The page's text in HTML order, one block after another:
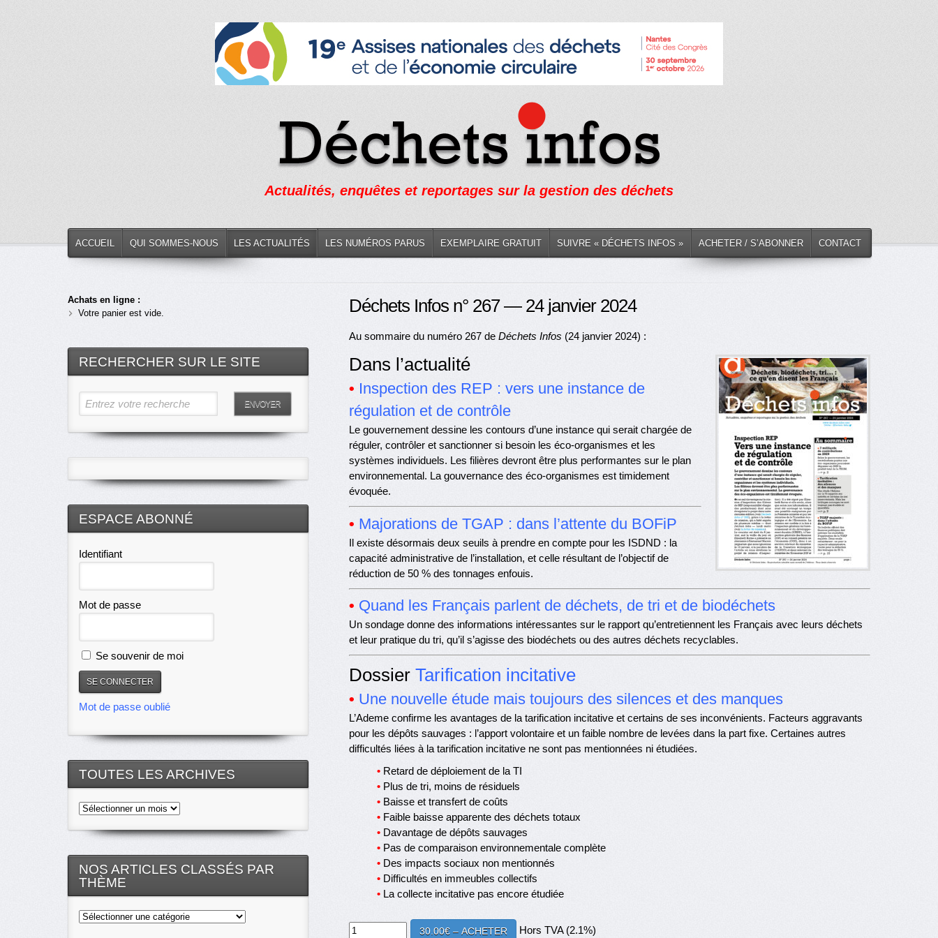
Actualités, enquêtes et reportages sur la gestion des déchets
ACCUEIL QUI SOMMES-NOUS LES ACTUALITÉS LES NUMÉROS PARUS EXEMPLAIRE GRATUIT SUIVRE « DÉCHETS INFOS » ACHETER / S’ABONNER CONTACT
Déchets Infos n° 267 — 24 janvier 2024
Au sommaire du numéro 267 de Déchets Infos (24 janvier 2024) :
Dans l’actualité
• Inspection des REP : vers une instance de
régulation et de contrôle
Le gouvernement dessine les contours d’une instance qui serait chargée de
réguler, contrôler et sanctionner si besoin les éco-organismes et les
systèmes individuels. Les filières devront être plus performantes sur le plan
environnemental. La gouvernance des éco-organismes est timidement
évoquée.
• Majorations de TGAP : dans l’attente du BOFiP
Il existe désormais deux seuils à prendre en compte pour les ISDND : la
capacité administrative de l’installation, et celle résultant de l’objectif de
réduction de 50 % des tonnages enfouis.
• Quand les Français parlent de déchets, de tri et de biodéchets
Un sondage donne des informations intéressantes sur le rapport qu’entretiennent les Français avec leurs déchets
et leur pratique du tri, qu’il s’agisse des biodéchets ou des autres déchets recyclables.
Dossier Tarification incitative
• Une nouvelle étude mais toujours des silences et des manques
L’Ademe confirme les avantages de la tarification incitative et certains de ses inconvénients. Facteurs aggravants
pour les dépôts sauvages : l’apport volontaire et un faible nombre de levées dans la part fixe. Certaines autres
difficultés liées à la tarification incitative ne sont pas mentionnées ni étudiées.
•Retard de déploiement de la TI
•Plus de tri, moins de résiduels
•Baisse et transfert de coûts
•Faible baisse apparente des déchets totaux
•Davantage de dépôts sauvages
•Pas de comparaison environnementale complète
•Des impacts sociaux non mentionnés
•Difficultés en immeubles collectifs
•La collecte incitative pas encore étudiée
30.00€ – ACHETER Hors TVA (2.1%)
Achats en ligne :
Votre panier est vide.
RECHERCHER SUR LE SITE
Entrez votre recherche ENVOYER
ESPACE ABONNÉ
Identifiant
Mot de passe
Se souvenir de moi
Mot de passe oublié
TOUTES LES ARCHIVES
Toutes
archives
NOS ARTICLES CLASSÉS PAR
THÈME
Nos